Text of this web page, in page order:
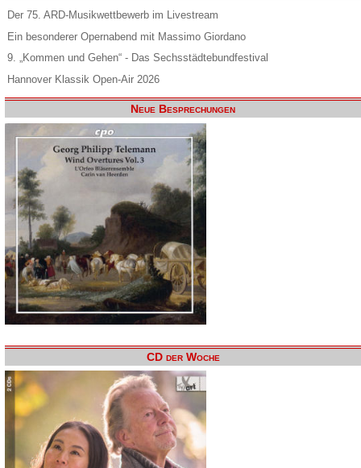
Der 75. ARD-Musikwettbewerb im Livestream
Ein besonderer Opernabend mit Massimo Giordano
9. „Kommen und Gehen“ - Das Sechsstädtebundfestival
Hannover Klassik Open-Air 2026
Neue Besprechungen
CD der Woche